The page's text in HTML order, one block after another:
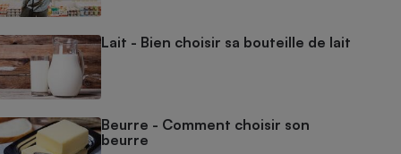
Lait - Bien choisir sa bouteille de lait
Beurre - Comment choisir son
beurre